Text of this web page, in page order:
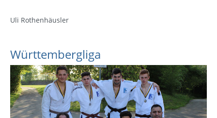
Uli Rothenhäusler
Württembergliga